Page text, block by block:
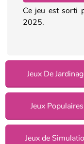
Ce jeu est sorti
2025.
Jeux De
Jeux Populaires
Jeux de